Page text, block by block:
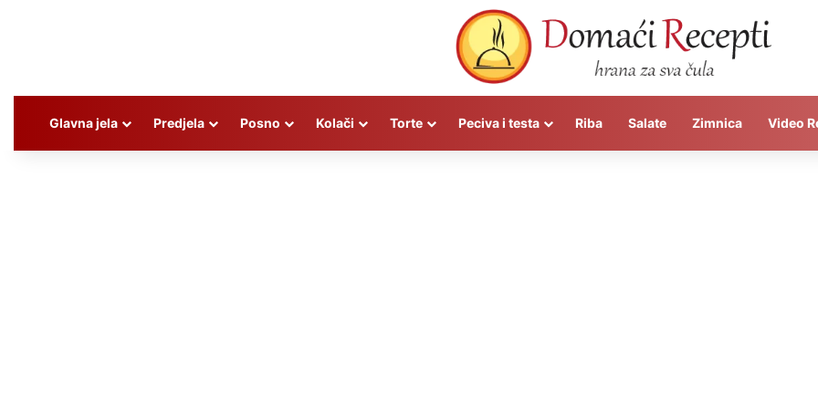
Glavna jela Predjela Posno Kolači Torte Peciva i testa Riba Salate Zimnica Video